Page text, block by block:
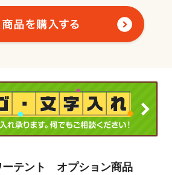
ーテント オプション商品